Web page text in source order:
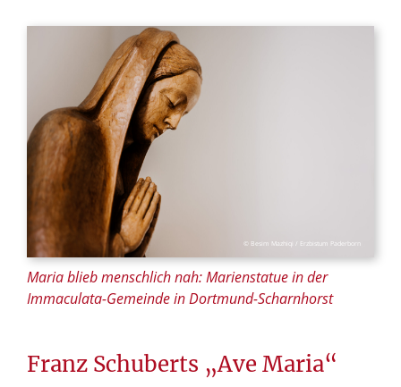
© Besim Mazhiqi / Erzbistum Paderborn
Maria blieb menschlich nah: Marienstatue in der
Immaculata-Gemeinde in Dortmund-Scharnhorst
Franz Schuberts „Ave Maria“